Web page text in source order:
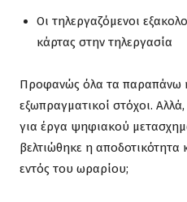
Οι τηλεργαζόμενοι
κάρτας στην τηλεργασία
Προφανώς όλα τα παραπάνω
εξωπραγματικοί στόχοι.
για έργα ψηφιακού
βελτιώθηκε η
εντός του ωραρίου;